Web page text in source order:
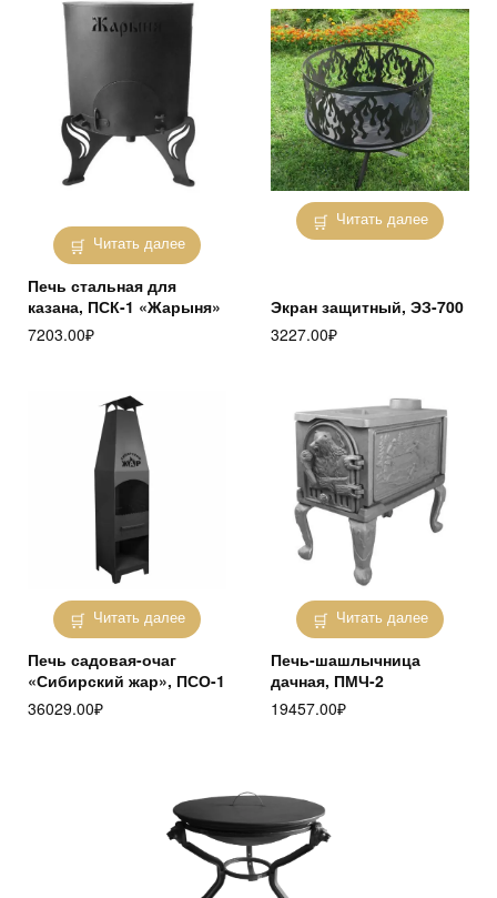
Читать далее
Печь стальная для
казана, ПСК-1 «Жарыня»
7203.00₽
Читать далее
Экран защитный, ЭЗ-700
3227.00₽
Читать далее
Печь садовая-очаг
«Сибирский жар», ПСО-1
36029.00₽
Читать далее
Печь-шашлычница
дачная, ПМЧ-2
19457.00₽